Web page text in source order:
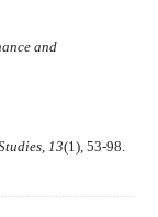
and
, 13(1), 53-98.